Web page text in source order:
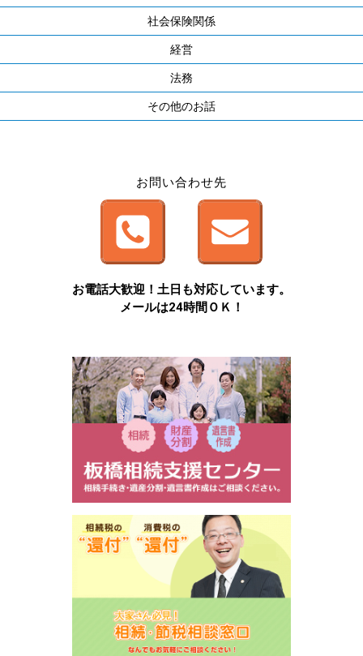
社会保険関係
経営
法務
その他のお話
お問い合わせ先
お電話大歓迎！土日も対応しています。
メールは24時間ＯＫ！